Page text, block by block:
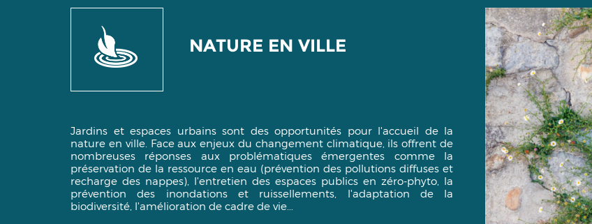
NATURE EN VILLE
Jardins et espaces urbains sont des opportunités pour l'accueil de la
nature en ville. Face aux enjeux du changement climatique, ils offrent de
nombreuses réponses aux problématiques émergentes comme la
préservation de la ressource en eau (prévention des pollutions diffuses et
recharge des nappes), l'entretien des espaces publics en zéro-phyto, la
prévention des inondations et ruissellements, l'adaptation de la
biodiversité, l'amélioration de cadre de vie...